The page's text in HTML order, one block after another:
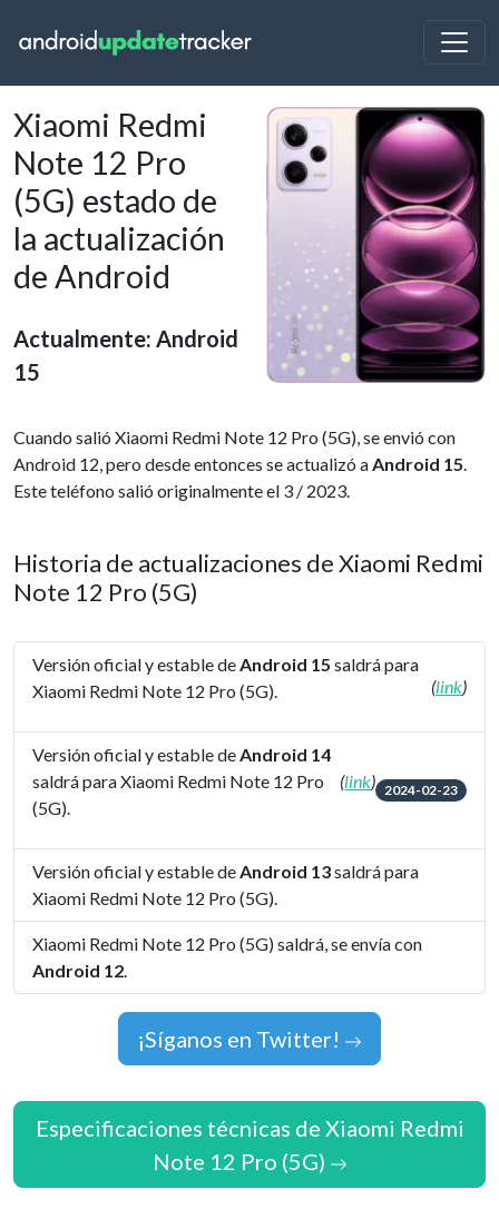
Xiaomi Redmi
Note 12 Pro
(5G) estado de
la actualización
de Android
Actualmente: Android
15
Cuando salió Xiaomi Redmi Note 12 Pro (5G), se envió con
Android 12, pero desde entonces se actualizó aAndroid 15.
Este teléfono salió originalmente el 3 / 2023.
Historia de actualizaciones de Xiaomi Redmi
Note 12 Pro (5G)
Versión oficial y estable deAndroid 15 saldrá para
Xiaomi Redmi Note 12 Pro (5G).
(link)
Versión oficial y estable deAndroid 14
saldrá para Xiaomi Redmi Note 12 Pro
(5G).
(link) 2024-02-23
Versión oficial y estable deAndroid 13saldrá para
Xiaomi Redmi Note 12 Pro (5G).
Xiaomi Redmi Note 12 Pro (5G) saldrá, se envía con
Android 12.
¡Síganos en Twitter!
Especificaciones técnicas de Xiaomi Redmi
Note 12 Pro (5G)